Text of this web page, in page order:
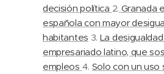
decisión política 2. Granada
española con mayor
habitantes 3. La
empresariado latino, que
empleos 4. Solo con un uso